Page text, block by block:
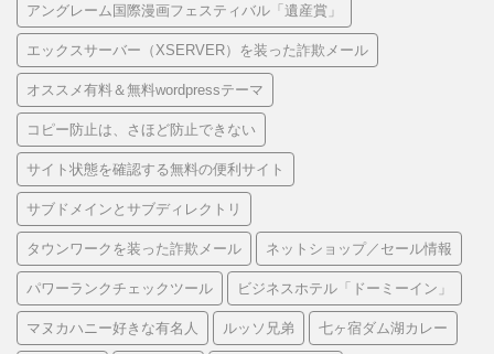
アングレーム国際漫画フェスティバル「遺産賞」
エックスサーバー（XSERVER）を装った詐欺メール
オススメ有料＆無料wordpressテーマ
コピー防止は、さほど防止できない
サイト状態を確認する無料の便利サイト
サブドメインとサブディレクトリ
タウンワークを装った詐欺メール ネットショップ／セール情報
パワーランクチェックツール ビジネスホテル「ドーミーイン」
マヌカハニー好きな有名人 ルッソ兄弟 七ヶ宿ダム湖カレー